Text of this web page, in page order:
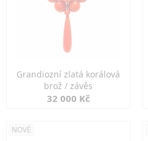
Grandiozní zlatá korálová
brož / závěs
32 000 Kč
NOVÉ